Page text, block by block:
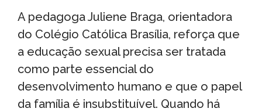
A pedagoga Juliene Braga, orientadora
do Colégio Católica Brasília, reforça que
a educação sexual precisa ser tratada
como parte essencial do
desenvolvimento humano e que o papel
da família é insubstituível. Quando há